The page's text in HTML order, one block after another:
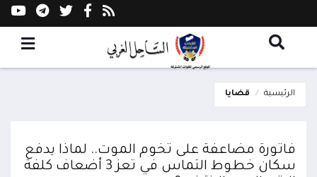
الرئيسية قضايا
فاتورة مضاعفة على تخوم الموت.. لماذا يدفع
سكان خطوط التماس في تعز 3 أضعاف كلفة